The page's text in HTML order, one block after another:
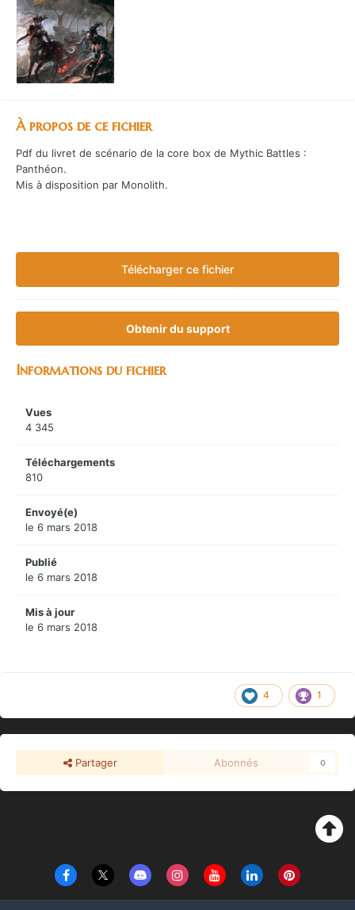
À propos de ce fichier
Pdf du livret de scénario de la core box de Mythic Battles :
Panthéon.
Mis à disposition par Monolith.
Télécharger ce fichier
Obtenir du support
Informations du fichier
Vues
4 345
Téléchargements
810
Envoyé(e)
le 6 mars 2018
Publié
le 6 mars 2018
Mis à jour
le 6 mars 2018
4 1
Partager Abonnés 0